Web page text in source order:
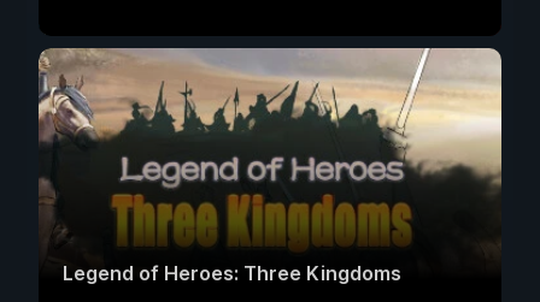
Legend of Heroes: Three Kingdoms